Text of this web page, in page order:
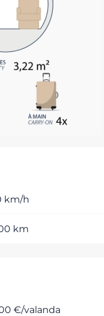
km/h
km
€/valanda